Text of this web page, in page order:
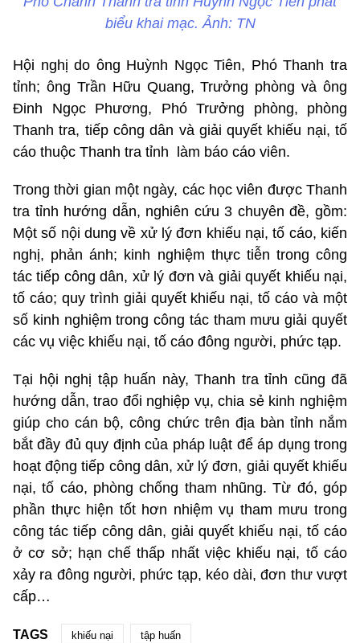
biểu khai mạc. Ảnh: TN
Hội nghị do ông Huỳnh Ngọc Tiên, Phó Thanh tra
tỉnh; ông Trần Hữu Quang, Trưởng phòng và ông
Đinh Ngọc Phương, Phó Trưởng phòng, phòng
Thanh tra, tiếp công dân và giải quyết khiếu nại, tố
cáo thuộc Thanh tra tỉnh làm báo cáo viên.
Trong thời gian một ngày, các học viên được Thanh
tra tỉnh hướng dẫn, nghiên cứu 3 chuyên đề, gồm:
Một số nội dung về xử lý đơn khiếu nại, tố cáo, kiến
nghị, phản ánh; kinh nghiệm thực tiễn trong công
tác tiếp công dân, xử lý đơn và giải quyết khiếu nại,
tố cáo; quy trình giải quyết khiếu nại, tố cáo và một
số kinh nghiệm trong công tác tham mưu giải quyết
các vụ việc khiếu nại, tố cáo đông người, phức tạp.
Tại hội nghị tập huấn này, Thanh tra tỉnh cũng đã
hướng dẫn, trao đổi nghiệp vụ, chia sẻ kinh nghiệm
giúp cho cán bộ, công chức trên địa bàn tỉnh nắm
bắt đầy đủ quy định của pháp luật để áp dụng trong
hoạt động tiếp công dân, xử lý đơn, giải quyết khiếu
nại, tố cáo, phòng chống tham nhũng. Từ đó, góp
phần thực hiện tốt hơn nhiệm vụ tham mưu trong
công tác tiếp công dân, giải quyết khiếu nại, tố cáo
ở cơ sở; hạn chế thấp nhất việc khiếu nại, tố cáo
xảy ra đông người, phức tạp, kéo dài, đơn thư vượt
cấp…
TAGS khiếu nại tập huấn